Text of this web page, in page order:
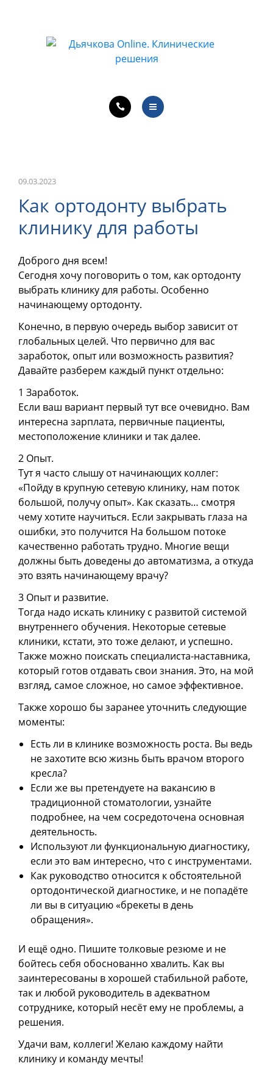
ЛЕЧЕБНАЯ ДЕЯТЕЛЬНОСТЬ
ОБУЧЕНИЕ ВРАЧЕЙ
ЛЕЧЕБНАЯ ДЕЯТЕЛЬНОСТЬ
КОНТАКТЫ
09.03.2023
Как ортодонту выбрать
клинику для работы
Доброго дня всем!
Сегодня хочу поговорить о том, как ортодонту
выбрать клинику для работы. Особенно
начинающему ортодонту.
Конечно, в первую очередь выбор зависит от
глобальных целей. Что первично для вас
заработок, опыт или возможность развития?
Давайте разберем каждый пункт отдельно:
1 Заработок.
Если ваш вариант первый тут все очевидно. Вам
интересна зарплата, первичные пациенты,
местоположение клиники и так далее.
2 Опыт.
Тут я часто слышу от начинающих коллег:
«Пойду в крупную сетевую клинику, нам поток
большой, получу опыт». Как сказать… смотря
чему хотите научиться. Если закрывать глаза на
ошибки, это получится На большом потоке
качественно работать трудно. Многие вещи
должны быть доведены до автоматизма, а откуда
это взять начинающему врачу?
3 Опыт и развитие.
Тогда надо искать клинику с развитой системой
внутреннего обучения. Некоторые сетевые
клиники, кстати, это тоже делают, и успешно.
Также можно поискать специалиста-наставника,
который готов отдавать свои знания. Это, на мой
взгляд, самое сложное, но самое эффективное.
Также хорошо бы заранее уточнить следующие
моменты:
Есть ли в клинике возможность роста. Вы ведь
не захотите всю жизнь быть врачом второго
кресла?
Если же вы претендуете на вакансию в
традиционной стоматологии, узнайте
подробнее, на чем сосредоточена основная
деятельность.
Используют ли функциональную диагностику,
если это вам интересно, что с инструментами.
Как руководство относится к обстоятельной
ортодонтической диагностике, и не попадёте
ли вы в ситуацию «брекеты в день
обращения».
И ещё одно. Пишите толковые резюме и не
бойтесь себя обоснованно хвалить. Как вы
заинтересованы в хорошей стабильной работе,
так и любой руководитель в адекватном
сотруднике, который несёт ему не проблемы, а
решения.
Удачи вам, коллеги! Желаю каждому найти
клинику и команду мечты!